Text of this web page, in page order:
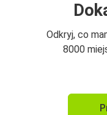
Odkryj, co
8000